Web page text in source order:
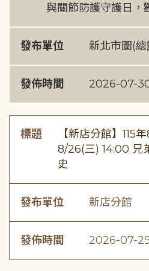
與關節防護守護日，
發布單位 新北市圖(總
發佈時間 2026-07-
標題
【新店分館】115
8/26(三) 14:00 兄
史
發布單位 新店分館
發佈時間 2026-07-